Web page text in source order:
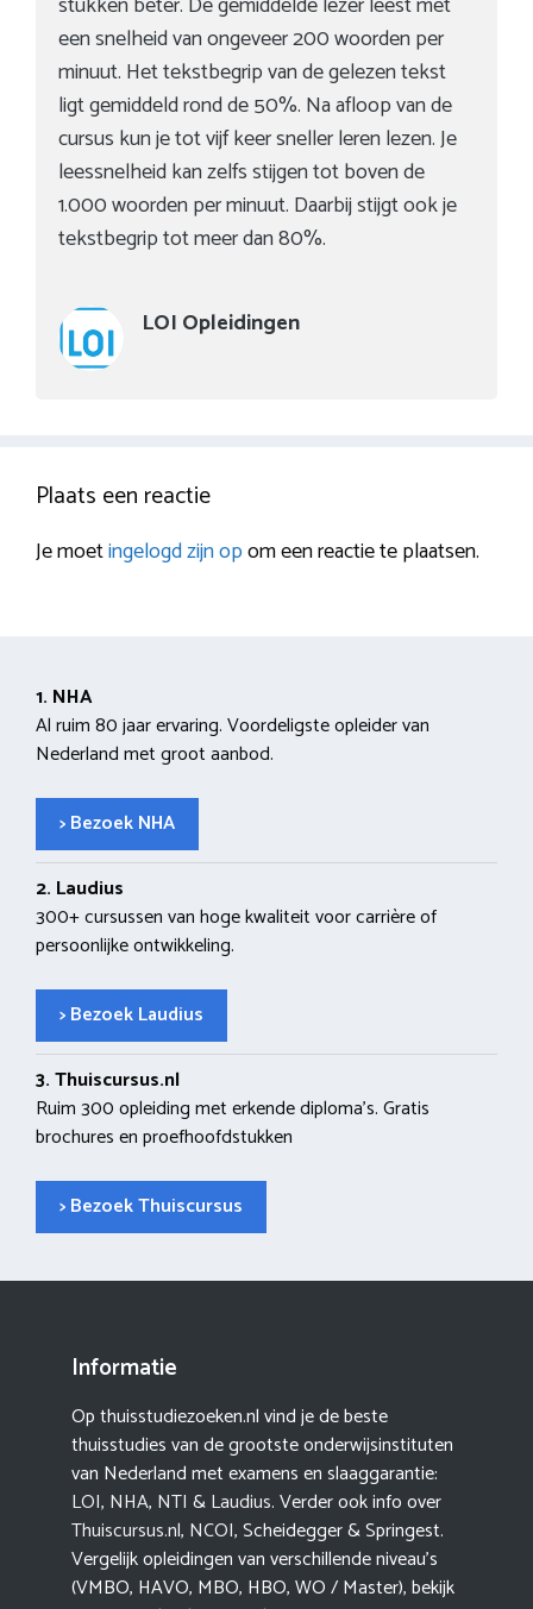
een snelheid van ongeveer 200 woorden per
minuut. Het tekstbegrip van de gelezen tekst
ligt gemiddeld rond de 50%. Na afloop van de
cursus kun je tot vijf keer sneller leren lezen. Je
leessnelheid kan zelfs stijgen tot boven de
1.000 woorden per minuut. Daarbij stijgt ook je
tekstbegrip tot meer dan 80%.
LOI Opleidingen
Plaats een reactie
Je moetingelogd zijn opom een reactie te plaatsen.
1. NHA
Al ruim 80 jaar ervaring. Voordeligste opleider van
Nederland met groot aanbod.
> Bezoek NHA
2. Laudius
300+ cursussen van hoge kwaliteit voor carrière of
persoonlijke ontwikkeling.
> Bezoek Laudius
3. Thuiscursus.nl
Ruim 300 opleiding met erkende diploma’s. Gratis
brochures en proefhoofdstukken
> Bezoek Thuiscursus
Informatie
Op thuisstudiezoeken.nl vind je de beste
thuisstudies van de grootste onderwijsinstituten
van Nederland met examens en slaaggarantie:
LOI, NHA, NTI &Laudius. Verder ook info over
Thuiscursus.nl, NCOI, Scheidegger & Springest.
Vergelijk opleidingen van verschillende niveau’s
(VMBO, HAVO, MBO, HBO, WO / Master), bekijk